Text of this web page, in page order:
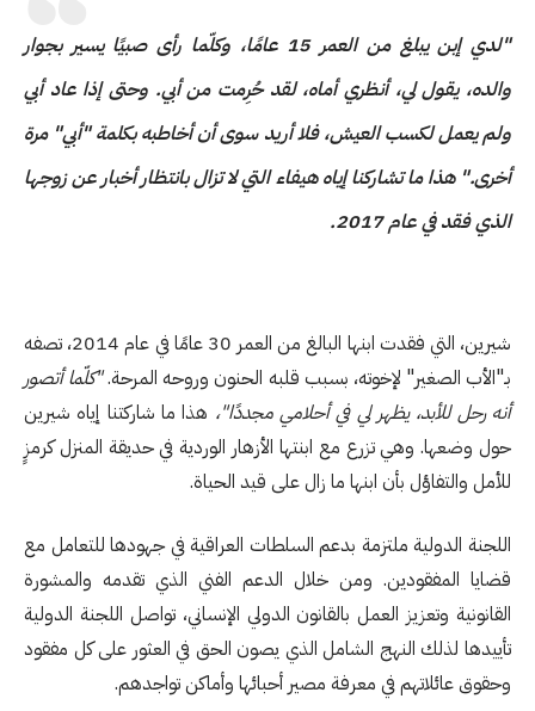
"لدي إبن يبلغ من العمر 15 عامًا، وكلّما رأى صبيًا يسير بجوار
والده، يقول لي، أنظري أماه، لقد حُرِمت من أبي. وحتى إذا عاد أبي
ولم يعمل لكسب العيش، فلا أريد سوى أن أخاطبه بكلمة "أبي" مرة
أخرى." هذا ما تشاركنا إياه هيفاء التي لا تزال بانتظار أخبار عن زوجها
الذي فقد في عام 2017.
شيرين، التي فقدت ابنها البالغ من العمر 30 عامًا في عام 2014
، تصفه
بـ"الأب الصغير" لإخوته، بسبب قلبه الحنون وروحه المرحة."كلّما أتصور
أنه رحل للأبد، يظهر لي في أحلامي مجددًا"، هذا ما شاركتنا إياه شيرين
حول وضعها. وهي تزرع مع ابنتها الأزهار الوردية في حديقة المنزل كرمزٍ
للأمل والتفاؤل بأن ابنها ما زال على قيد الحياة.
اللجنة الدولية ملتزمة بدعم السلطات العراقية في جهودها للتعامل مع
قضايا المفقودين. ومن خلال الدعم الفني الذي تقدمه والمشورة
القانونية وتعزيز العمل بالقانون الدولي الإنساني، تواصل اللجنة الدولية
تأييدها لذلك النهج الشامل الذي يصون الحق في العثور على كل مفقود
وحقوق عائلاتهم في معرفة مصير أحبائها وأماكن تواجدهم.